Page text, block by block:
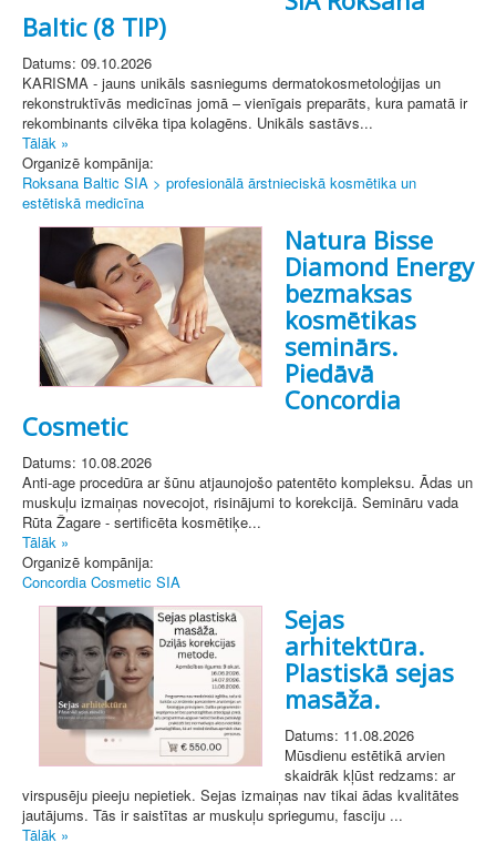
Baltic (8 TIP)
Datums: 09.10.2026
KARISMA - jauns unikāls sasniegums dermatokosmetoloģijas un
rekonstruktīvās medicīnas jomā – vienīgais preparāts, kura pamatā ir
rekombinants cilvēka tipa kolagēns. Unikāls sastāvs...
Tālāk »
Organizē kompānija:
Roksana Baltic SIA > profesionālā ārstnieciskā kosmētika un
estētiskā medicīna
Natura Bisse
Diamond Energy
bezmaksas
kosmētikas
seminārs.
Piedāvā
Concordia
Cosmetic
Datums: 10.08.2026
Anti-age procedūra ar šūnu atjaunojošo patentēto kompleksu. Ādas un
muskuļu izmaiņas novecojot, risinājumi to korekcijā. Semināru vada
Rūta Žagare - sertificēta kosmētiķe...
Tālāk »
Organizē kompānija:
Concordia Cosmetic SIA
Sejas
arhitektūra.
Plastiskā sejas
masāža.
Datums: 11.08.2026
Mūsdienu estētikā arvien
skaidrāk kļūst redzams: ar
virspusēju pieeju nepietiek. Sejas izmaiņas nav tikai ādas kvalitātes
jautājums. Tās ir saistītas ar muskuļu spriegumu, fasciju ...
Tālāk »